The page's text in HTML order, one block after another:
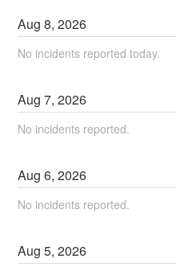
Aug8,2026
No incidents reported today.
Aug7,2026
No incidents reported.
Aug6,2026
No incidents reported.
Aug5,2026